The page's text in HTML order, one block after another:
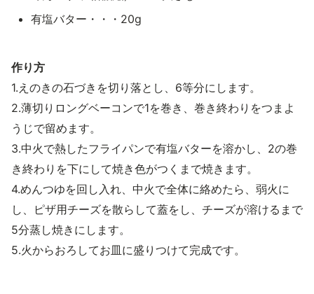
有塩バター・・・20g
作り方
1.えのきの石づきを切り落とし、6等分にします。
2.薄切りロングベーコンで1を巻き、巻き終わりをつまよ
うじで留めます。
3.中火で熱したフライパンで有塩バターを溶かし、2の巻
き終わりを下にして焼き色がつくまで焼きます。
4.めんつゆを回し入れ、中火で全体に絡めたら、弱火に
し、ピザ用チーズを散らして蓋をし、チーズが溶けるまで
5分蒸し焼きにします。
5.火からおろしてお皿に盛りつけて完成です。